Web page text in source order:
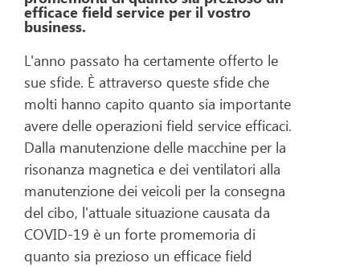
efficace field service per il vostro
business.
L'anno passato ha certamente offerto le
sue sfide. È attraverso queste sfide che
molti hanno capito quanto sia importante
avere delle operazioni field service efficaci.
Dalla manutenzione delle macchine per la
risonanza magnetica e dei ventilatori alla
manutenzione dei veicoli per la consegna
del cibo, l'attuale situazione causata da
COVID-19 è un forte promemoria di
quanto sia prezioso un efficace field